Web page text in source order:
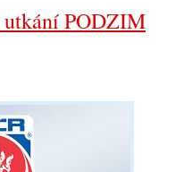
utkání PODZIM